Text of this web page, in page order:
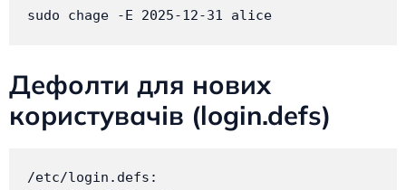
sudo chage -E 2025-12-31 alice
Дефолти для нових
користувачів (login.defs)
/etc/login.defs: